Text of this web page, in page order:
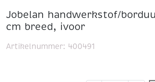
Jobelan handwerkstof/
cm breed, ivoor
Artikelnummer: 400491